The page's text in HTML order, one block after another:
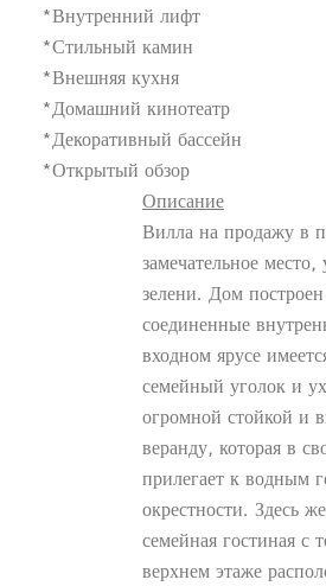
*Внутренний лифт
*Стильный камин
*Внешняя кухня
*Домашний кинотеатр
*Декоративный бассейн
*Открытый обзор
Описание
Вилла на продажу в
замечательное
зелени. Дом
соединенные
входном ярусе
семейный уголок и
огромной стойкой и
веранду, которая в
прилегает к водным
окрестности. Здесь
семейная гостиная с
верхнем этаже